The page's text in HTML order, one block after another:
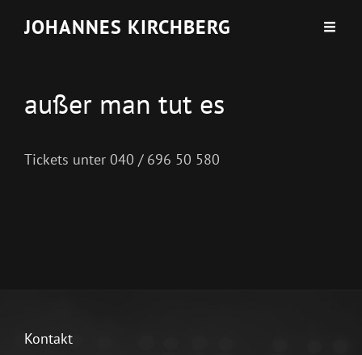
JOHANNES KIRCHBERG
außer man tut es
Tickets unter 040 / 696 50 580
Kontakt